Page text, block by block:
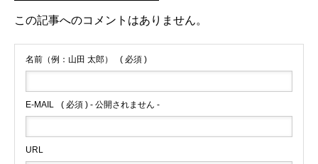
この記事へのコメントはありません。
名前（例：山田 太郎） ( 必須 )
E-MAIL ( 必須 ) - 公開されません -
URL